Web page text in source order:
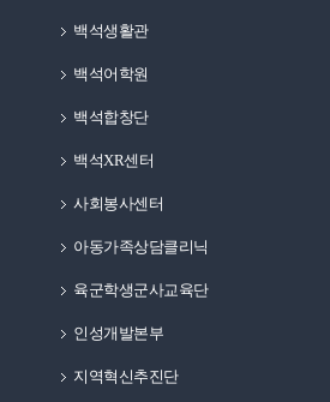
백석생활관
백석어학원
백석합창단
백석XR센터
사회봉사센터
아동가족상담클리닉
육군학생군사교육단
인성개발본부
지역혁신추진단